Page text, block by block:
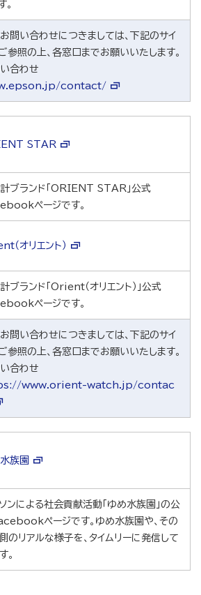
。
問い合わせにつきましては、下記のサイ
参照の上、各窓口までお願いいたします。
合わせ
contact/
STAR
ブランド「ORIENT STAR」公式
ページです。
（オリエント）
ブランド「Orient（オリエント）」公式
ページです。
問い合わせにつきましては、下記のサイ
参照の上、各窓口までお願いいたします。
合わせ
www.orient-watch.jp/contac
族園
ンによる社会貢献活動「ゆめ水族園」の公
ページです。ゆめ水族園や、その
のリアルな様子を、タイムリーに発信して
。